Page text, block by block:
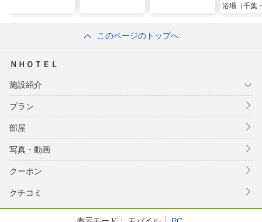
浴場（千葉
このページのトップへ
ＮＨＯＴＥＬ
施設紹介
プラン
部屋
写真・動画
クーポン
クチコミ